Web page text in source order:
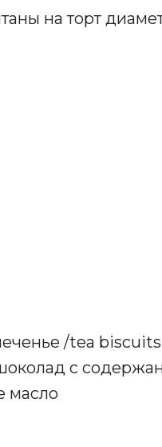
на торт
/tea
с
масло